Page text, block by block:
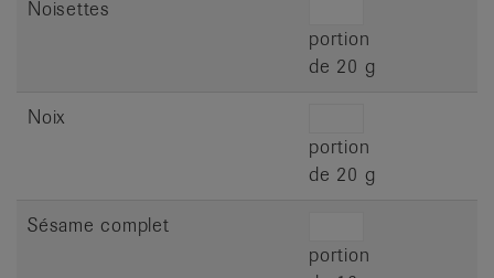
Noisettes
portion
de 20 g
Noix
portion
de 20 g
Sésame complet
portion